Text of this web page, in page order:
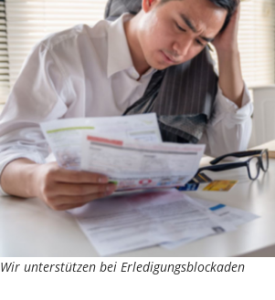
Wir unterstützen bei Erledigungsblockaden